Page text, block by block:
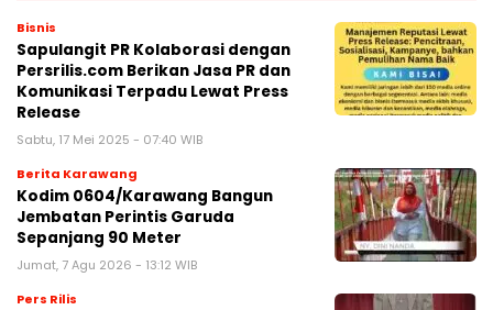
Bisnis
Sapulangit PR Kolaborasi dengan
Persrilis.com Berikan Jasa PR dan
Komunikasi Terpadu Lewat Press
Release
Sabtu, 17 Mei 2025 - 07:40 WIB
Berita Karawang
Kodim 0604/Karawang Bangun
Jembatan Perintis Garuda
Sepanjang 90 Meter
Jumat, 7 Agu 2026 - 13:12 WIB
Pers Rilis